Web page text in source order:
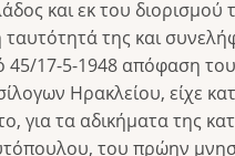
και εκ του διορισμού
της και
45/17-5-1948 απόφαση του
Ηρακλείου, είχε
για τα αδικήματα της
του πρώην